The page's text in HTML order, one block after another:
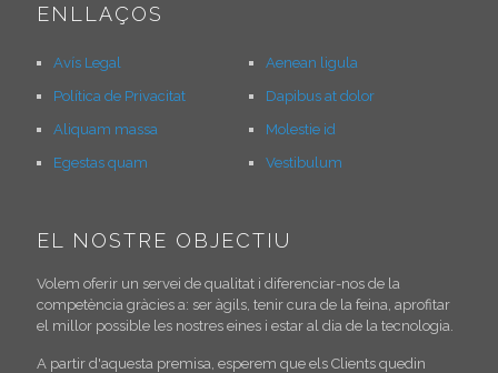
ENLLAÇOS
Avís Legal
Política de Privacitat
Aliquam massa
Egestas quam
Aenean ligula
Dapibus at dolor
Molestie id
Vestibulum
EL NOSTRE OBJECTIU
Volem oferir un servei de qualitat i diferenciar-nos de la
competència gràcies a: ser àgils, tenir cura de la feina, aprofitar
el millor possible les nostres eines i estar al dia de la tecnologia.
A partir d'aquesta premisa, esperem que els Clients quedin